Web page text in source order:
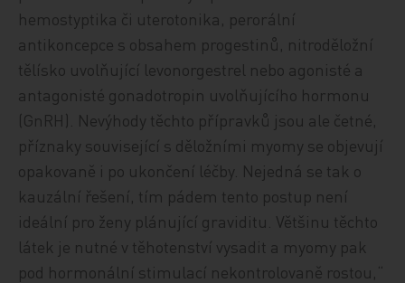
hemostyptika či uterotonika, perorální
antikoncepce s obsahem progestinů, nitroděložní
tělísko uvolňující levonorgestrel nebo agonisté a
antagonisté gonadotropin uvolňujícího hormonu
(GnRH). Nevýhody těchto přípravků jsou ale četné,
příznaky související s děložními myomy se objevují
opakovaně i po ukončení léčby. Nejedná se tak o
kauzální řešení, tím pádem tento postup není
ideální pro ženy plánující graviditu. Většinu těchto
látek je nutné v těhotenství vysadit a myomy pak
pod hormonální stimulací nekontrolovaně rostou,“